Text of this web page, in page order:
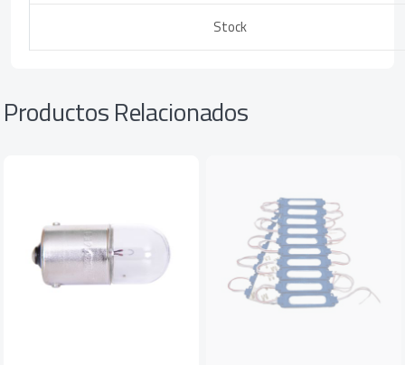
Stock
Productos Relacionados